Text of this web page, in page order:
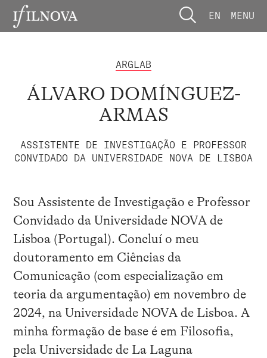
EN MENU
ARGLAB
ÁLVARO DOMÍNGUEZ-
ARMAS
ASSISTENTE DE INVESTIGAÇÃO E PROFESSOR
CONVIDADO DA UNIVERSIDADE NOVA DE LISBOA
Sou Assistente de Investigação e Professor
Convidado da Universidade NOVA de
Lisboa (Portugal). Concluí o meu
doutoramento em Ciências da
Comunicação (com especialização em
teoria da argumentação) em novembro de
2024, na Universidade NOVA de Lisboa. A
minha formação de base é em Filosofia,
pela Universidade de La Laguna